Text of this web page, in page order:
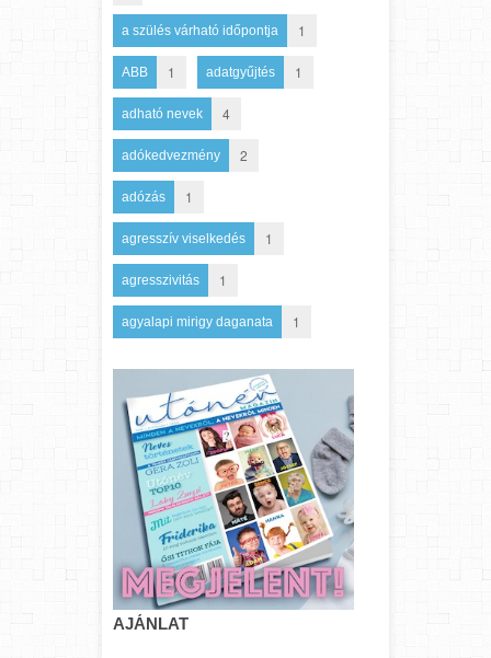
a szülés várható időpontja 1
ABB 1 adatgyűjtés 1
adható nevek 4
adókedvezmény 2
adózás 1
agresszív viselkedés 1
agresszivitás 1
agyalapi mirigy daganata 1
AJÁNLAT